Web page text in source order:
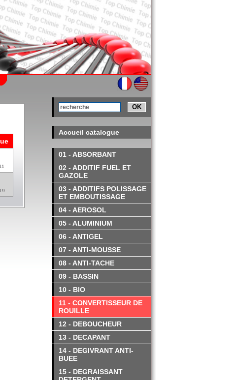
OK
Accueil catalogue
01 - ABSORBANT
02 - ADDITIF FUEL ET
GAZOLE
03 - ADDITIFS POLISSAGE
ET EMBOUTISSAGE
04 - AEROSOL
05 - ALUMINIUM
06 - ANTIGEL
07 - ANTI-MOUSSE
08 - ANTI-TACHE
09 - BASSIN
10 - BIO
11 - CONVERTISSEUR DE
ROUILLE
12 - DEBOUCHEUR
13 - DECAPANT
14 - DEGIVRANT ANTI-
BUEE
15 - DEGRAISSANT